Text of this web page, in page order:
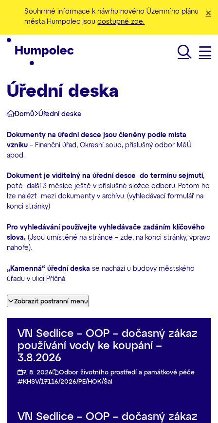
Souhrnné informace k návrhu nového Územního plánu
města Humpolec jsoudostupné zde.
Úřední deska
Domů Úřední deska
Dokumenty na úřední desce jsou členěny podle místa
vzniku– Finanční úřad, Okresní soud, příslušný odbor MěÚ
apod.
Dokument je viditelný na úřední desce do termínu sejmutí,
poté další 3 měsíce ještě v příslušné složce odboru. Potom ho
lze nalézt mezi dokumenty v archívu. (vyhledávací formulář na
konci stránky)
Pro vyhledávání používejte vyhledávače zadáním klíčového
slova. (Jsou umístěné na stránce – zde, na konci stránky, vpravo
nahoře).
„Kamenná“ úřední deska se nachází u budovy městského
úřadu v ulici Příčná.
VN Sedlice – OOP – dočasný zákaz
používání vody ke koupání –
3.8.2026
7. 8. 2026
Odbor životního prostředí a památkové péče
KHSV/17116/2026/PE/HOK/Šal
VN Sedlice – OOP – dočasný zákaz
Zobrazit postranní menu